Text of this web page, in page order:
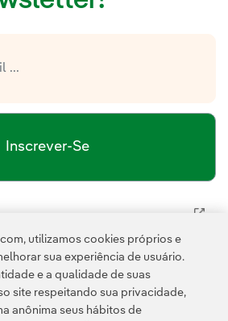
Inscrever-Se
pelo reCAPTCHA e pelaPolítica de
Termos de Serviço do Google.
utilizamos cookies próprios e
sua experiência de usuário.
e a qualidade de suas
site respeitando sua privacidade,
anônima seus hábitos de